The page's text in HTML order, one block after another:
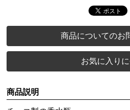
商品についてのお
お気に入り
商品説明